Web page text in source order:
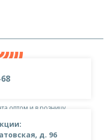
д. 96
оптом и в розницу